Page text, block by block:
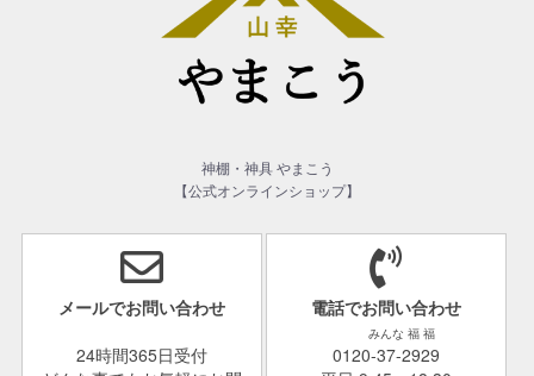
神棚・神具 やまこう
【公式オンラインショップ】
メールでお問い合わせ
24時間365日受付
電話でお問い合わせ
みんな 福 福
0120-37-2929